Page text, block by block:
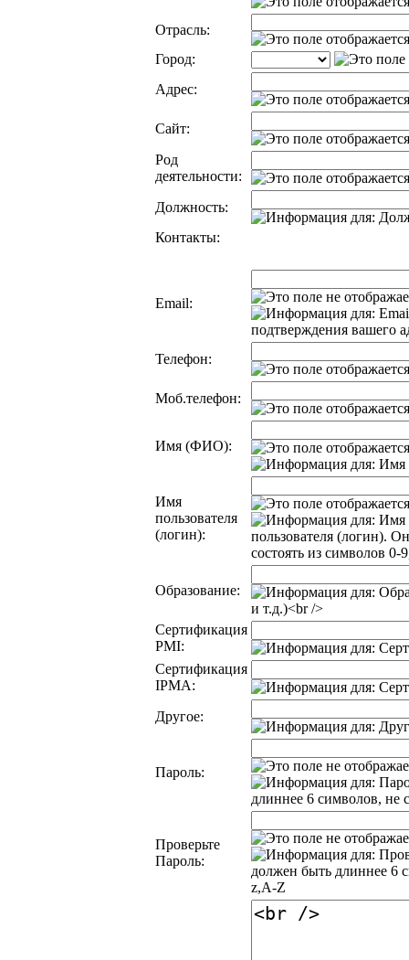
Отрасль:
Город:
Адрес:
Сайт:
Род
деятельности:
Должность:
Контакты:
Email:
Телефон:
Моб.телефон:
Имя (ФИО):
Имя
пользователя
(логин):
Образование:
Сертификация
PMI:
Сертификация
IPMA:
Другое:
Пароль:
Проверьте
Пароль: